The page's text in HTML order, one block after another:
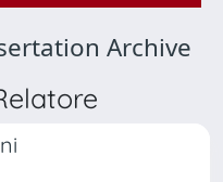
Archive